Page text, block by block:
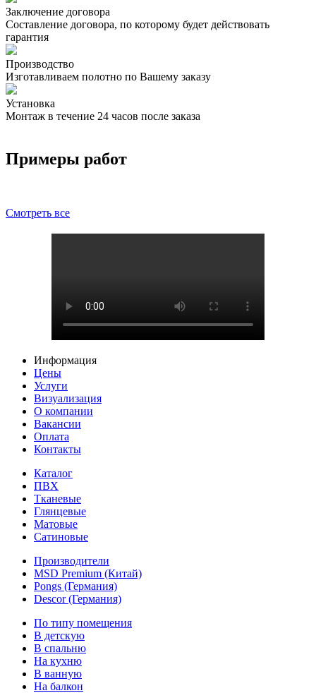
Заключение договора
Составление договора, по которому будет действовать
гарантия
Производство
Изготавливаем полотно по Вашему заказу
Установка
Монтаж в течение 24 часов после заказа
Примеры работ
Смотреть все
Информация
Цены
Услуги
Визуализация
О компании
Вакансии
Оплата
Контакты
Каталог
ПВХ
Тканевые
Глянцевые
Матовые
Сатиновые
Производители
MSD Premium (Китай)
Pongs (Германия)
Descor (Германия)
По типу помещения
В детскую
В спальню
На кухню
В ванную
На балкон